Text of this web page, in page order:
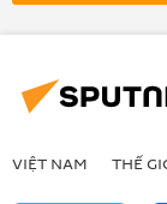
VIỆT NAM THẾ